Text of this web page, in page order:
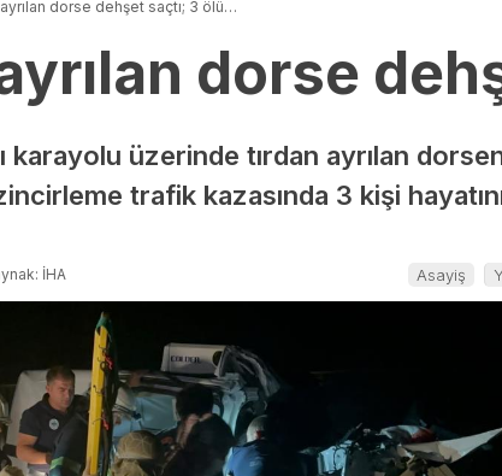
ayrılan dorse dehşet saçtı; 3 ölü…
dorse
karayolu üzerinde tırdan ayrılan
trafik kazasında 3 kişi
İHA Asayiş